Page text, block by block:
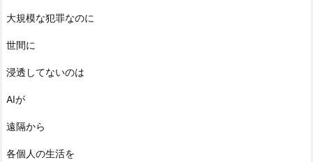
大規模な犯罪なのに
世間に
浸透してないのは
AIが
遠隔から
各個人の生活を